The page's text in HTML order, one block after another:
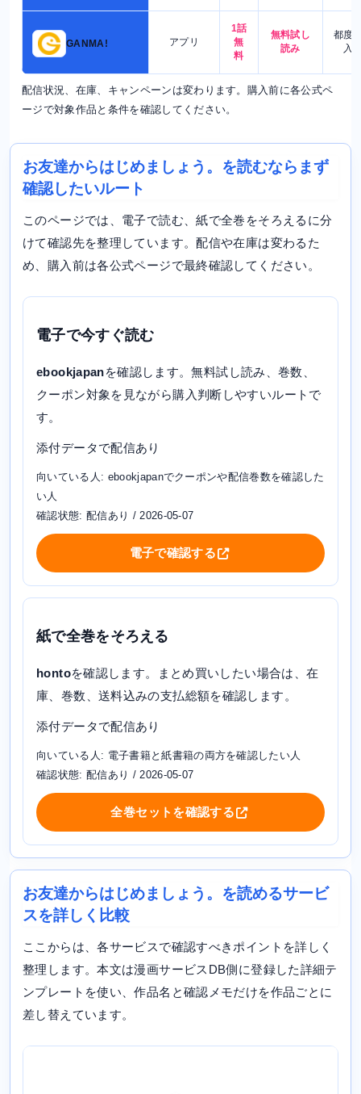
GANMA! アプリ
1話
無
料
無料試し
読み
都度
入
配信状況、在庫、キャンペーンは変わります。購入前に各公式ペ
ージで対象作品と条件を確認してください。
お友達からはじめましょう。を読むならまず
確認したいルート
このページでは、電子で読む、紙で全巻をそろえるに分
けて確認先を整理しています。配信や在庫は変わるた
め、購入前は各公式ページで最終確認してください。
電子で今すぐ読む
ebookjapanを確認します。無料試し読み、巻数、
クーポン対象を見ながら購入判断しやすいルートで
す。
添付データで配信あり
向いている人: ebookjapanでクーポンや配信巻数を確認した
い人
確認状態: 配信あり / 2026-05-07
電子で確認する
紙で全巻をそろえる
hontoを確認します。まとめ買いしたい場合は、在
庫、巻数、送料込みの支払総額を確認します。
添付データで配信あり
向いている人: 電子書籍と紙書籍の両方を確認したい人
確認状態: 配信あり / 2026-05-07
全巻セットを確認する
お友達からはじめましょう。を読めるサービ
スを詳しく比較
ここからは、各サービスで確認すべきポイントを詳しく
整理します。本文は漫画サービスDB側に登録した詳細テ
ンプレートを使い、作品名と確認メモだけを作品ごとに
差し替えています。